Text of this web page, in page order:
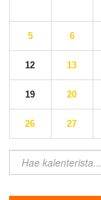
5 6
12 13
19 20
26 27